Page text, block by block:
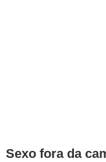
Sexo fora da